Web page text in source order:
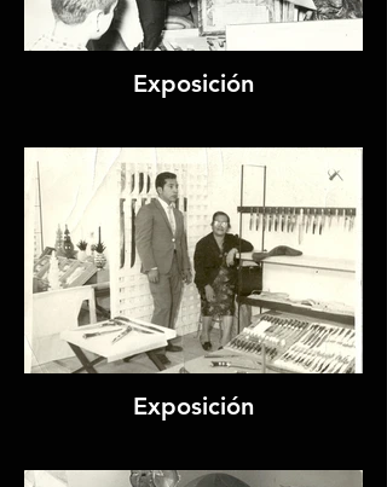
Exposición
Exposición